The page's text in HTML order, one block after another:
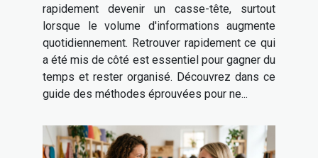
rapidement devenir un casse-tête, surtout
lorsque le volume d'informations augmente
quotidiennement. Retrouver rapidement ce qui
a été mis de côté est essentiel pour gagner du
temps et rester organisé. Découvrez dans ce
guide des méthodes éprouvées pour ne...